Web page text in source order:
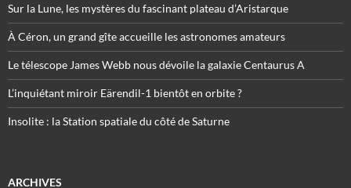
Sur la Lune, les mystères du fascinant plateau d’Aristarque
À Céron, un grand gîte accueille les astronomes amateurs
Le télescope James Webb nous dévoile la galaxie Centaurus A
L’inquiétant miroir Eärendil-1 bientôt en orbite ?
Insolite : la Station spatiale du côté de Saturne
ARCHIVES